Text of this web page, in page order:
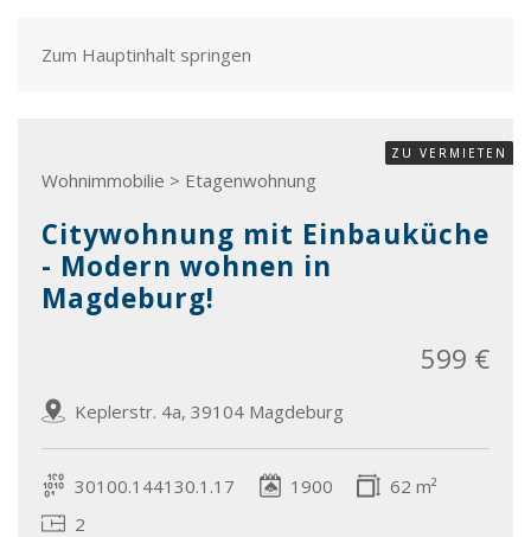
Zum Hauptinhalt springen
Wohnimmobilie > Etagenwohnung
ZU VERMIETEN
Citywohnung mit Einbauküche
- Modern wohnen in
Magdeburg!
Keplerstr. 4a, 39104 Magdeburg
599 €
30100.144130.1.17 1900
62 m²
2